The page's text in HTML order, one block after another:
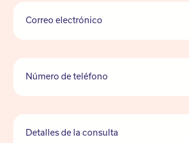
Correo electrónico
Número de teléfono
Detalles de la consulta